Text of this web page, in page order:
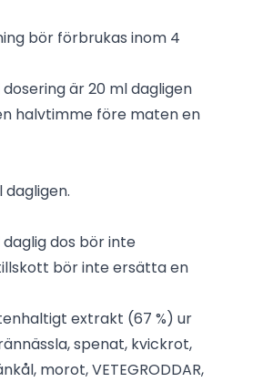
bör förbrukas inom 4
är 20 ml dagligen
halvtimme före maten en
dagligen.
dos bör inte
bör inte ersätta en
extrakt (67 %) ur
spenat, kvickrot,
morot, VETEGRODDAR,